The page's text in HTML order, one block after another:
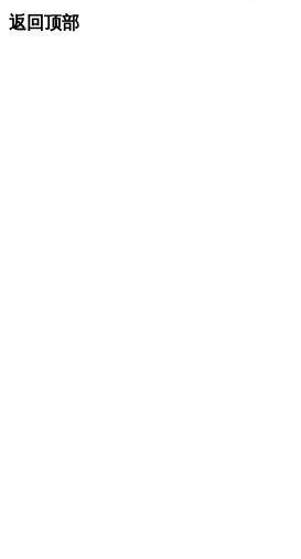
返回顶部